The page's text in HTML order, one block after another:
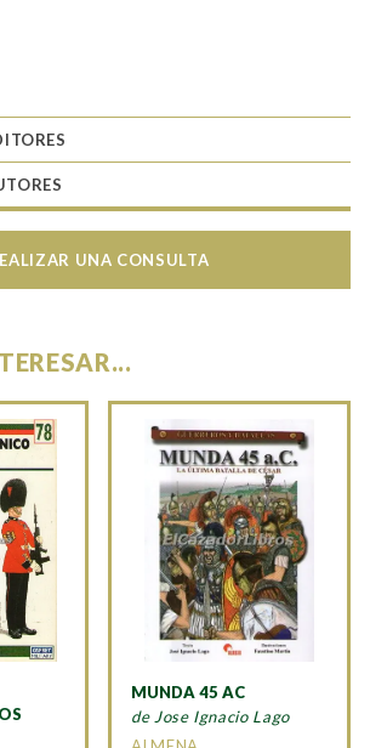
UNA CONSULTA
MUNDA 45 AC
de Jose Ignacio Lago